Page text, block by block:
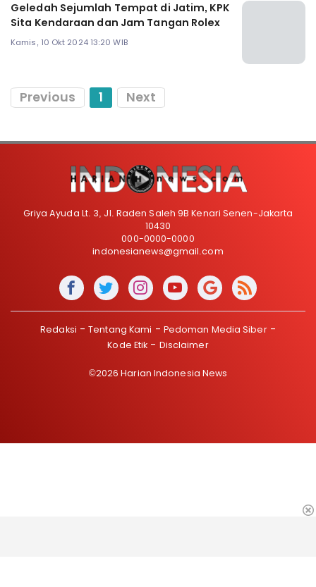
Geledah Sejumlah Tempat di Jatim, KPK
Sita Kendaraan dan Jam Tangan Rolex
Kamis, 10 Okt 2024 13:20 WIB
Previous 1 Next
Griya Ayuda Lt. 3, Jl. Raden Saleh 9B Kenari Senen-Jakarta
10430
000-0000-0000
indonesianews@gmail.com
Redaksi Tentang Kami
Pedoman Media Siber
Kode Etik
Disclaimer
©2026 Harian Indonesia News